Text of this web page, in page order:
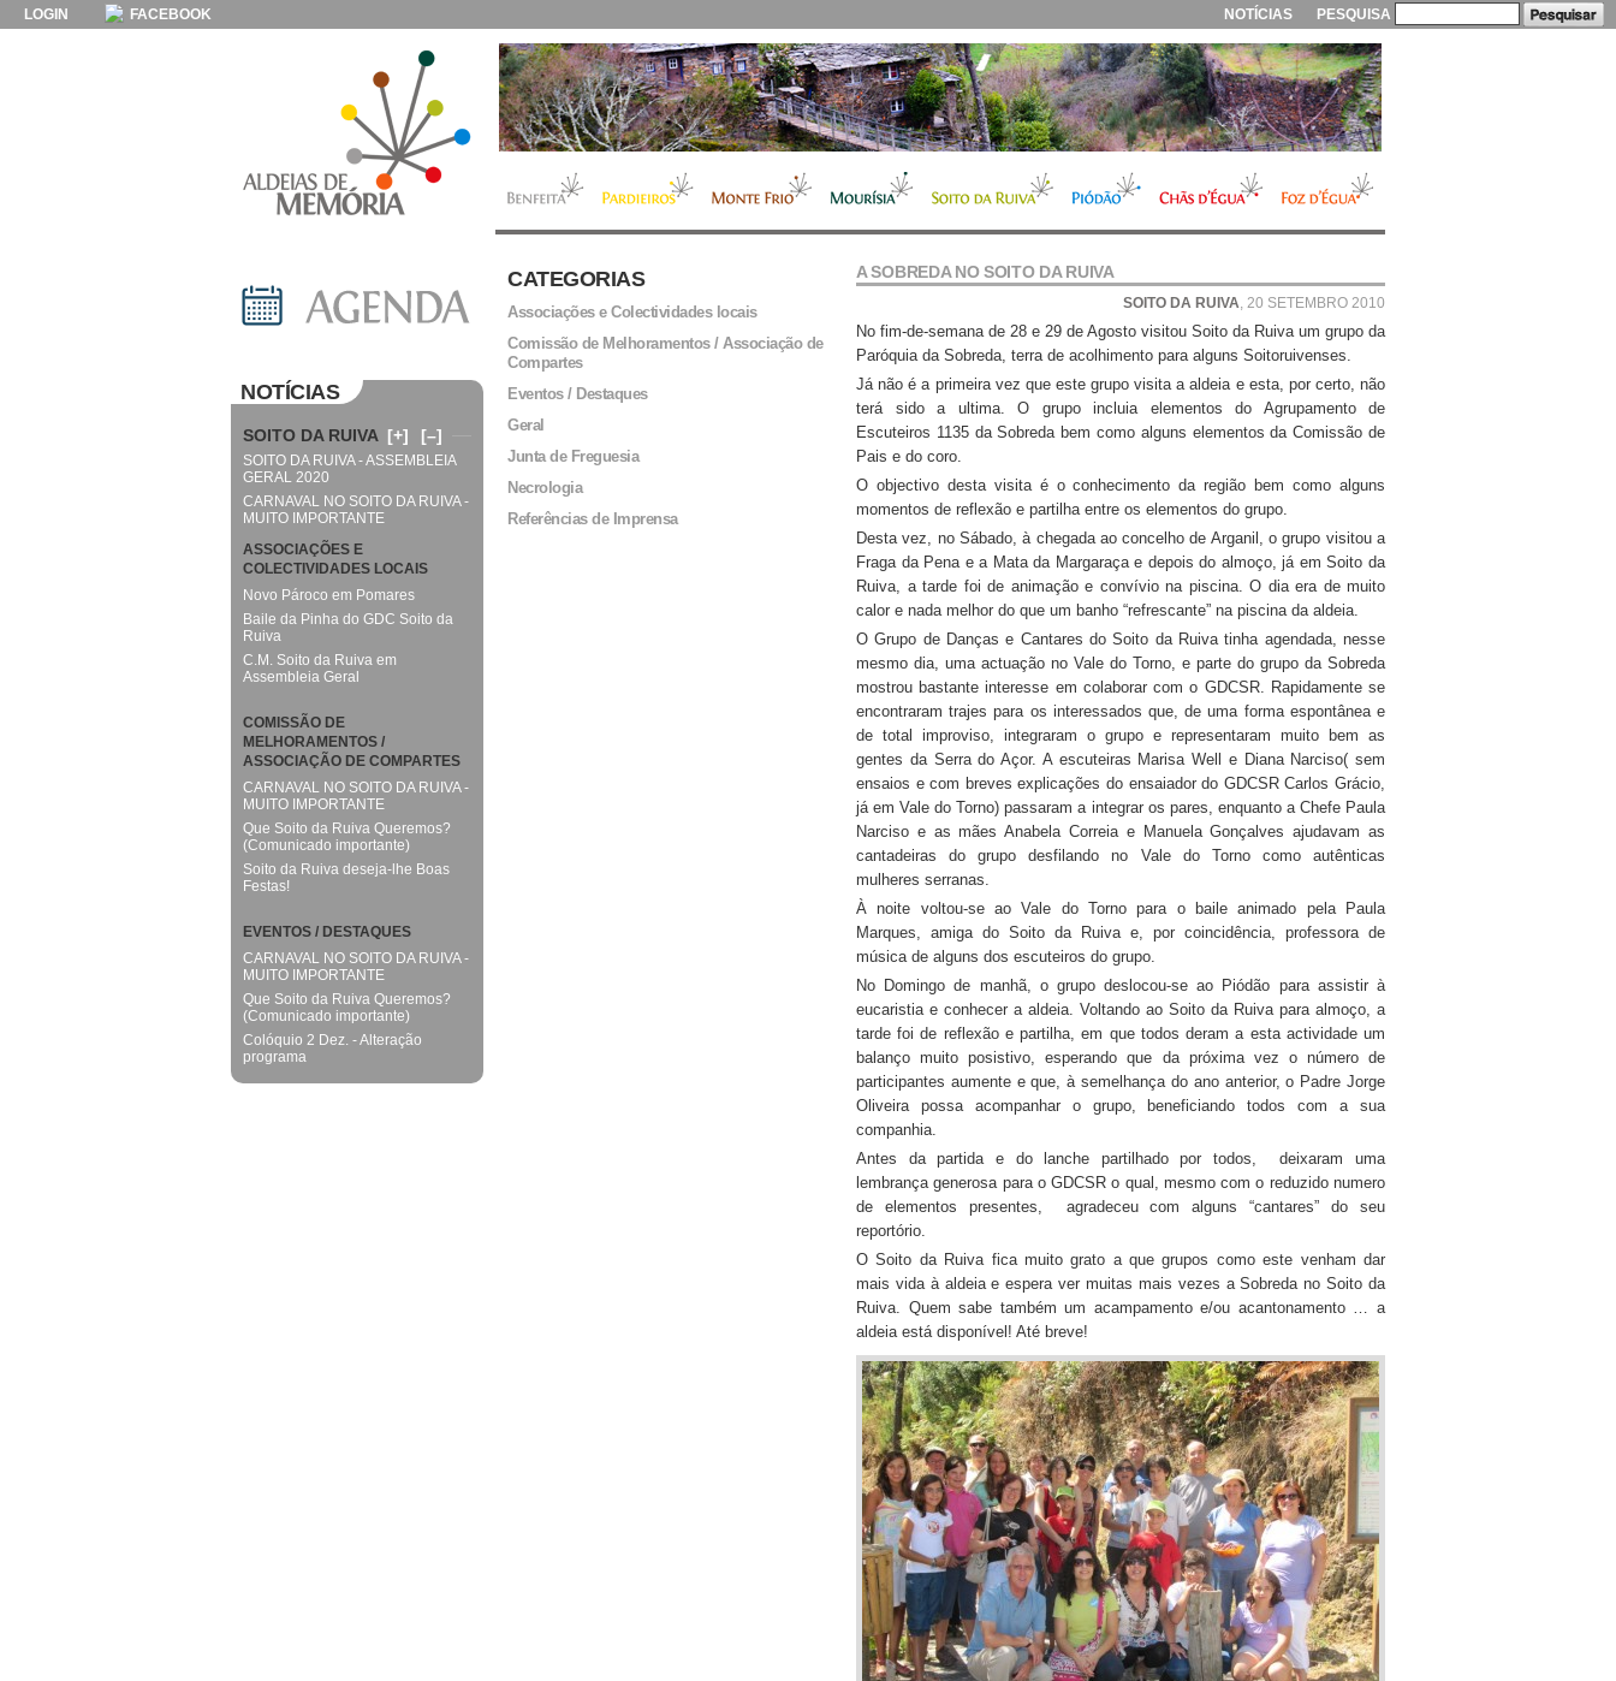
LOGIN FACEBOOK PESQUISA
NOTÍCIAS
A SOBREDA NO SOITO DA RUIVA
SOITO DA RUIVA, 20 SETEMBRO 2010
No fim-de-semana de 28 e 29 de Agosto visitou Soito da Ruiva um grupo da
Paróquia da Sobreda, terra de acolhimento para alguns Soitoruivenses.
Já não é a primeira vez que este grupo visita a aldeia e esta, por certo, não
terá sido a ultima. O grupo incluia elementos do Agrupamento de
Escuteiros 1135 da Sobreda bem como alguns elementos da Comissão de
Pais e do coro.
O objectivo desta visita é o conhecimento da região bem como alguns
momentos de reflexão e partilha entre os elementos do grupo.
Desta vez, no Sábado, à chegada ao concelho de Arganil, o grupo visitou a
Fraga da Pena e a Mata da Margaraça e depois do almoço, já em Soito da
Ruiva, a tarde foi de animação e convívio na piscina. O dia era de muito
calor e nada melhor do que um banho “refrescante” na piscina da aldeia.
O Grupo de Danças e Cantares do Soito da Ruiva tinha agendada, nesse
mesmo dia, uma actuação no Vale do Torno, e parte do grupo da Sobreda
mostrou bastante interesse em colaborar com o GDCSR. Rapidamente se
encontraram trajes para os interessados que, de uma forma espontânea e
de total improviso, integraram o grupo e representaram muito bem as
gentes da Serra do Açor. A escuteiras Marisa Well e Diana Narciso( sem
ensaios e com breves explicações do ensaiador do GDCSR Carlos Grácio,
já em Vale do Torno) passaram a integrar os pares, enquanto a Chefe Paula
Narciso e as mães Anabela Correia e Manuela Gonçalves ajudavam as
cantadeiras do grupo desfilando no Vale do Torno como autênticas
mulheres serranas.
À noite voltou-se ao Vale do Torno para o baile animado pela Paula
Marques, amiga do Soito da Ruiva e, por coincidência, professora de
música de alguns dos escuteiros do grupo.
No Domingo de manhã, o grupo deslocou-se ao Piódão para assistir à
eucaristia e conhecer a aldeia. Voltando ao Soito da Ruiva para almoço, a
tarde foi de reflexão e partilha, em que todos deram a esta actividade um
balanço muito posistivo, esperando que da próxima vez o número de
participantes aumente e que, à semelhança do ano anterior, o Padre Jorge
Oliveira possa acompanhar o grupo, beneficiando todos com a sua
companhia.
Antes da partida e do lanche partilhado por todos, deixaram uma
lembrança generosa para o GDCSR o qual, mesmo com o reduzido numero
de elementos presentes, agradeceu com alguns “cantares” do seu
reportório.
O Soito da Ruiva fica muito grato a que grupos como este venham dar
mais vida à aldeia e espera ver muitas mais vezes a Sobreda no Soito da
Ruiva. Quem sabe também um acampamento e/ou acantonamento … a
aldeia está disponível! Até breve!
CATEGORIAS
Associações e Colectividades locais
Comissão de Melhoramentos / Associação de
Compartes
Eventos / Destaques
Geral
Junta de Freguesia
Necrologia
Referências de Imprensa
NOTÍCIAS
SOITO DA RUIVA [+] [–]
SOITO DA RUIVA - ASSEMBLEIA
GERAL 2020
CARNAVAL NO SOITO DA RUIVA -
MUITO IMPORTANTE
ASSOCIAÇÕES E
COLECTIVIDADES LOCAIS
Novo Pároco em Pomares
Baile da Pinha do GDC Soito da
Ruiva
C.M. Soito da Ruiva em
Assembleia Geral
COMISSÃO DE
MELHORAMENTOS /
ASSOCIAÇÃO DE COMPARTES
CARNAVAL NO SOITO DA RUIVA -
MUITO IMPORTANTE
Que Soito da Ruiva Queremos?
(Comunicado importante)
Soito da Ruiva deseja-lhe Boas
Festas!
EVENTOS / DESTAQUES
CARNAVAL NO SOITO DA RUIVA -
MUITO IMPORTANTE
Que Soito da Ruiva Queremos?
(Comunicado importante)
Colóquio 2 Dez. - Alteração
programa